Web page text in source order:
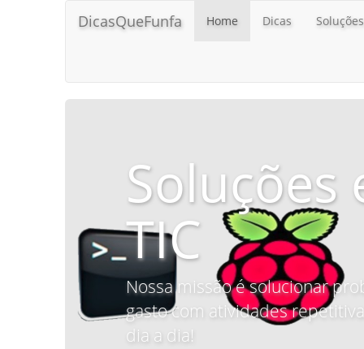
DicasQueFunfa Home Dicas Soluções
Soluções
TIC
Nossa missão é solucionar
gasto com atividades
dia a dia!